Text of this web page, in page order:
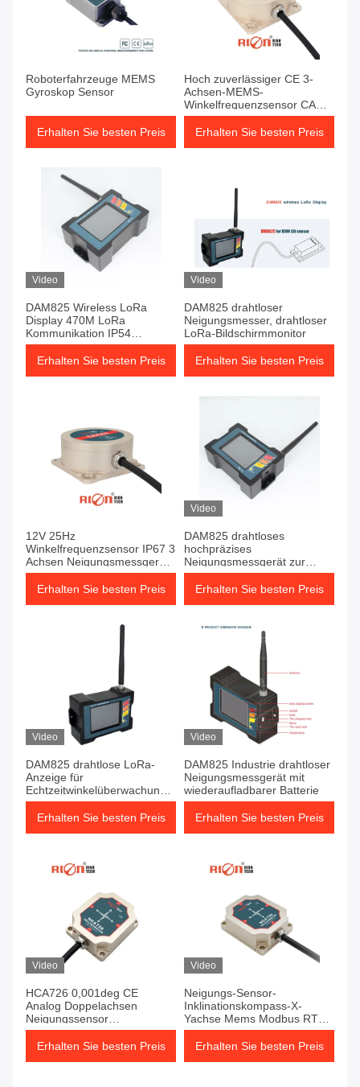
Roboterfahrzeuge MEMS
Gyroskop Sensor
Erhalten Sie besten Preis
Hoch zuverlässiger CE 3-
Achsen-MEMS-
Winkelfrequenzsensor CAN-
Ausgabe Industrieklasse
Erhalten Sie besten Preis
Video
DAM825 Wireless LoRa
Display 470M LoRa
Kommunikation IP54
Schutzklasse
Erhalten Sie besten Preis
Video
DAM825 drahtloser
Neigungsmesser, drahtloser
LoRa-Bildschirmmonitor
Erhalten Sie besten Preis
12V 25Hz
Winkelfrequenzsensor IP67 3
Achsen Neigungsmessgerät
Industrielle Steuerung
Erhalten Sie besten Preis
Video
DAM825 drahtloses
hochpräzises
Neigungsmessgerät zur
Radardetektion von
Fahrzeugplattformen
Erhalten Sie besten Preis
Video
DAM825 drahtlose LoRa-
Anzeige für
Echtzeitwinkelüberwachung
470M
Erhalten Sie besten Preis
Video
DAM825 Industrie drahtloser
Neigungsmessgerät mit
wiederaufladbarer Batterie
Erhalten Sie besten Preis
Video
HCA726 0,001deg CE
Analog Doppelachsen
Neigungssensor
Neigungsmessgerät 0,02s
Weite Reichweite
Erhalten Sie besten Preis
Video
Neigungs-Sensor-
Inklinationskompass-X-
Yachse Mems Modbus RTU
Niveauschalter
Erhalten Sie besten Preis